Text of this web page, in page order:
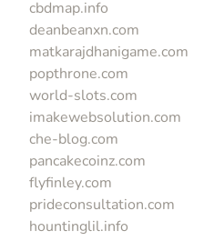
cbdmap.info
deanbeanxn.com
matkarajdhanigame.com
popthrone.com
world-slots.com
imakewebsolution.com
che-blog.com
pancakecoinz.com
flyfinley.com
prideconsultation.com
hountinglil.info